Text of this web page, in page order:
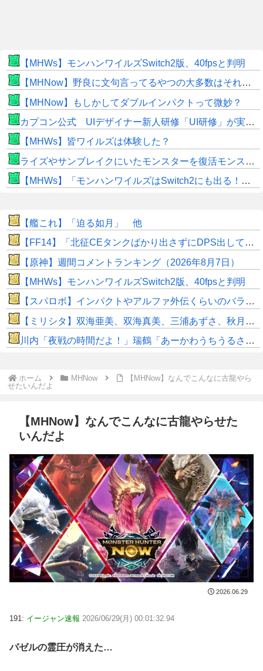
【MHWs】モンハンワイルズSwitch2版、40fpsと判明
【MHNow】野良に文句言ってるやつの大多数はそれしてないだけの雑魚だから聞く耳持つだけムダよ
【MHNow】もしかしてダブルインパクトって微妙？
カプコン公式 UIデザイナー新人研修「UI研修」が実装まで進みました！
【MHWs】皆ワイルズは体験した？
ライズやサンブレイクにいたモンスターを復活モンスターと呼ぶのはやめよう
【MHWs】「モンハンワイルズはSwitch2にも出る！」👈こいつにかけたい言葉ｗｗｗｗｗｗｗｗｗ
【艦これ】「迫る如月」 他
【FF14】「北征CEタンクばかり出さずにDPS出してくれ！」安全重視のヒカセンが増えすぎた結果・・・CEにかかる時間がドンドン延びている？
【原神】週間コメントランキング（2026年8月7日）
【MHWs】モンハンワイルズSwitch2版、40fpsと判明
【スパロボ】インパクトやアルファ外伝くらいのバランス求む！！ → インパクトも最終的にはコアブースターで雑魚は一撃で倒せてたけどね
【ミリシタ】双海亜美、双海真美、三浦あずさ、秋月律子のカードのみが出現する『dual twin live tour大阪公演打ち上げ39ガシャ』開催!! ボイスアイテム＆VCカードセット登場!!
川内「夜戦の時間だよ！」瑞鶴「あーかわうちうるさい！」
ホーム MHNow
【MHNow】なんでこんなに古龍やら
せたいんだよ
【MHNow】なんでこんなに古龍やらせた
いんだよ
2026.06.29
191: イージャン速報 2026/06/29(月) 00:01:32.94
パゼルの霊圧が消えた…